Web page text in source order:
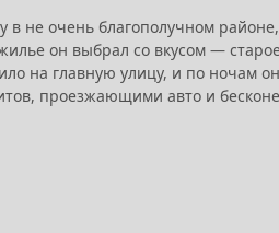
в не очень благополучном
он выбрал со вкусом —
на главную улицу, и по ночам
проезжающими авто и